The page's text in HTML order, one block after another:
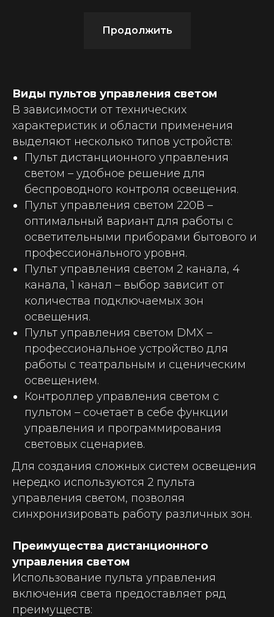
Продолжить
Виды пультов управления светом
В зависимости от технических
характеристик и области применения
выделяют несколько типов устройств:
Пульт дистанционного управления
светом – удобное решение для
беспроводного контроля освещения.
Пульт управления светом 220В –
оптимальный вариант для работы с
осветительными приборами бытового и
профессионального уровня.
Пульт управления светом 2 канала, 4
канала, 1 канал – выбор зависит от
количества подключаемых зон
освещения.
Пульт управления светом DMX –
профессиональное устройство для
работы с театральным и сценическим
освещением.
Контроллер управления светом с
пультом – сочетает в себе функции
управления и программирования
световых сценариев.
Для создания сложных систем освещения
нередко используются 2 пульта
управления светом, позволяя
синхронизировать работу различных зон.
Преимущества дистанционного
управления светом
Использование пульта управления
включения света предоставляет ряд
преимуществ: